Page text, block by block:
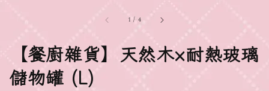
1 / 4
【餐廚雜貨】天然木×耐熱玻璃
儲物罐 (L)